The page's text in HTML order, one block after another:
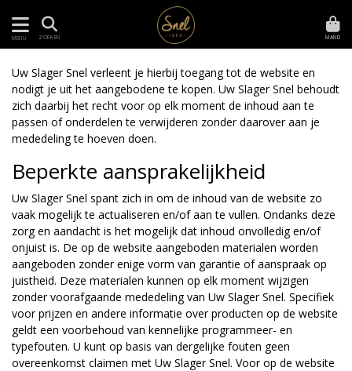
MENU ZOEKEN MAND
Uw Slager Snel verleent je hierbij toegang tot de website en
nodigt je uit het aangebodene te kopen. Uw Slager Snel behoudt
zich daarbij het recht voor op elk moment de inhoud aan te
passen of onderdelen te verwijderen zonder daarover aan je
mededeling te hoeven doen.
Beperkte aansprakelijkheid
Uw Slager Snel spant zich in om de inhoud van de website zo
vaak mogelijk te actualiseren en/of aan te vullen. Ondanks deze
zorg en aandacht is het mogelijk dat inhoud onvolledig en/of
onjuist is. De op de website aangeboden materialen worden
aangeboden zonder enige vorm van garantie of aanspraak op
juistheid. Deze materialen kunnen op elk moment wijzigen
zonder voorafgaande mededeling van Uw Slager Snel. Specifiek
voor prijzen en andere informatie over producten op de website
geldt een voorbehoud van kennelijke programmeer- en
typefouten. U kunt op basis van dergelijke fouten geen
overeenkomst claimen met Uw Slager Snel. Voor op de website